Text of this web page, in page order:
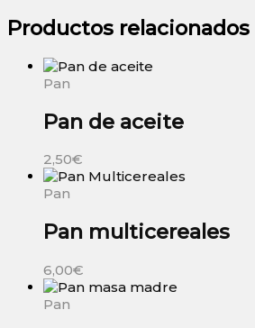
Productos relacionados
Pan
Pan de aceite
2,50€
Pan
Pan multicereales
6,00€
Pan